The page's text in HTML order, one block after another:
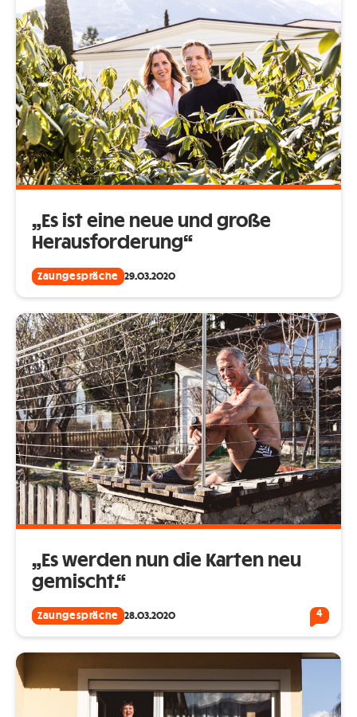
„Es ist eine neue und große
Herausforderung“
Zaungespräche 29.03.2020
„Es werden nun die Karten neu
gemischt.“
Zaungespräche 28.03.2020 4